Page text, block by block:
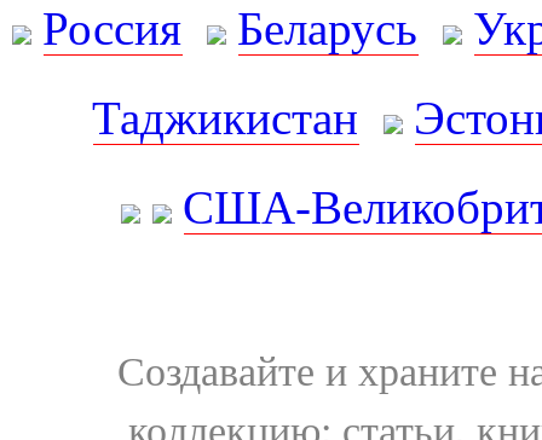
Россия Беларусь
Таджикистан
США-
Создавайте и храните
коллекцию: статьи,